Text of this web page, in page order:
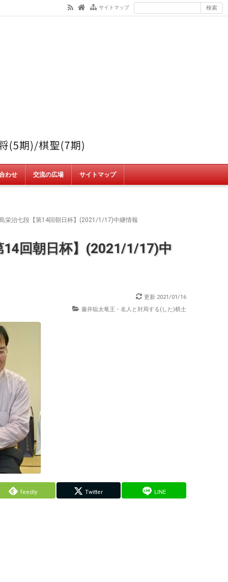
サイトマップ
わせ 交流の広場 サイトマップ
栄治七段【第14回朝日杯】(2021/1/17)中継情報
14回朝日杯】(2021/1/17)中
更新 2021/01/16
藤井聡太竜王・名人と対局する(した)棋士
feedly Twitter LINE